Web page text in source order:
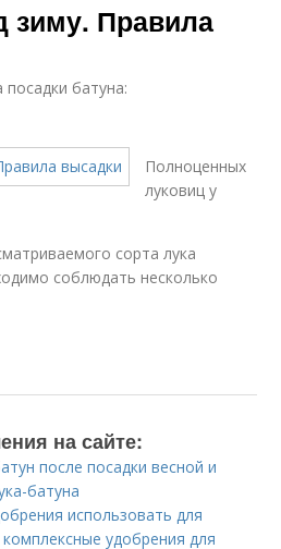
зиму. Правила
батуна:
Полноценных
луковиц у
сорта лука
соблюдать несколько
на сайте:
после посадки весной и
батуна
использовать для
удобрения для